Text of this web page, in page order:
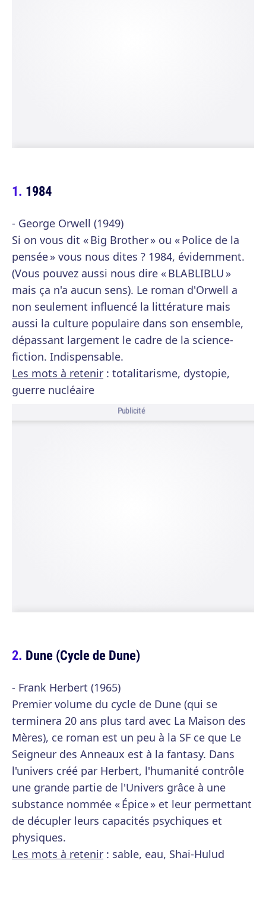
1984
- George Orwell (1949)
Si on vous dit « Big Brother » ou « Police de la
pensée » vous nous dites ? 1984, évidemment.
(Vous pouvez aussi nous dire « BLABLIBLU »
mais ça n'a aucun sens). Le roman d'Orwell a
non seulement influencé la littérature mais
aussi la culture populaire dans son ensemble,
dépassant largement le cadre de la science-
fiction. Indispensable.
Les mots à retenir : totalitarisme, dystopie,
guerre nucléaire
Publicité
Dune (Cycle de Dune)
- Frank Herbert (1965)
Premier volume du cycle de Dune (qui se
terminera 20 ans plus tard avec La Maison des
Mères), ce roman est un peu à la SF ce que Le
Seigneur des Anneaux est à la fantasy. Dans
l'univers créé par Herbert, l'humanité contrôle
une grande partie de l'Univers grâce à une
substance nommée « Épice » et leur permettant
de décupler leurs capacités psychiques et
physiques.
Les mots à retenir : sable, eau, Shai-Hulud